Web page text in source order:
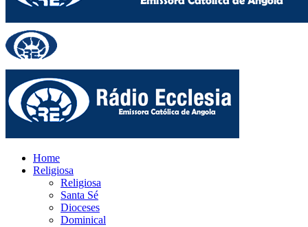
Home
Religiosa
Religiosa
Santa Sé
Dioceses
Dominical